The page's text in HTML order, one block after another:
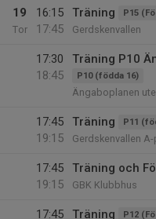
19
Tor
16:15
17:45
Träning P15
Gerdskenvallen
17:30
18:45
Träning P10
P10 (födda 16)
Ängaboplanen ute
17:45
19:15
Träning P11
Gerdskenvallen
17:45
19:15
Träning och
GBK Klubbhus
17:45
Träning P12